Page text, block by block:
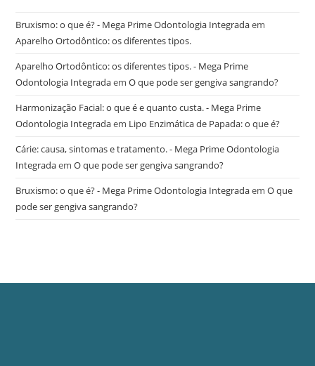
Bruxismo: o que é? - Mega Prime Odontologia Integradaem
Aparelho Ortodôntico: os diferentes tipos.
Aparelho Ortodôntico: os diferentes tipos. - Mega Prime
Odontologia IntegradaemO que pode ser gengiva sangrando?
Harmonização Facial: o que é e quanto custa. - Mega Prime
Odontologia Integradaem Lipo Enzimática de Papada: o que é?
Cárie: causa, sintomas e tratamento. - Mega Prime Odontologia
IntegradaemO que pode ser gengiva sangrando?
Bruxismo: o que é? - Mega Prime Odontologia IntegradaemO que
pode ser gengiva sangrando?